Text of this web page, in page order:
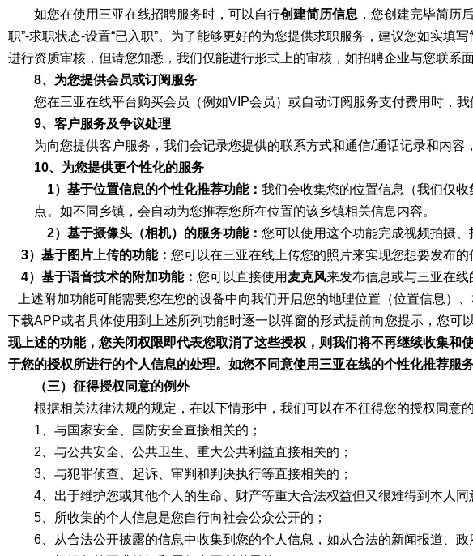
如您在使用三亚在线招聘服务时，可以自行创建简历信息 ，您创建完毕简历
职”-求职状态-设置“已入职”。为了能够更好的为您提供求职服务，建议您如实
进行资质审核，但请您知悉，我们仅能进行形式上的审核，如招聘企业与您联系
8、为您提供会员或订阅服务
您在三亚在线平台购买会员（例如VIP会员）或自动订阅服务支付费用时，我
9、客户服务及争议处理
为向您提供客户服务，我们会记录您提供的联系方式和通信/通话记录和内
10、为您提供更个性化的服务
1）基于位置信息的个性化推荐功能： 我们会收集您的位置信息（我们仅
点。如不同乡镇，会自动为您推荐您所在位置的该乡镇相关信息内容。
2）基于摄像头（相机）的服务功能： 您可以使用这个功能完成视频拍摄
3）基于图片上传的功能： 您可以在三亚在线上传您的照片来实现您想要发布的
4）基于语音技术的附加功能： 您可以直接使用 麦克风来发布信息或与三亚在线
上述附加功能可能需要您在您的设备中向我们开启您的地理位置（位置信息）
下载APP或者具体使用到上述所列功能时逐一以弹窗的形式提前向您提示，您可
现上述的功能，您关闭权限即代表您取消了这些授权，则我们将不再继续收集
于您的授权所进行的个人信息的处理。如您不同意使用三亚在线的个性化推荐服
（三）征得授权同意的例外
根据相关法律法规的规定，在以下情形中，我们可以在不征得您的授权同意
1、与国家安全、国防安全直接相关的；
2、与公共安全、公共卫生、重大公共利益直接相关的；
3、与犯罪侦查、起诉、审判和判决执行等直接相关的；
4、出于维护您或其他个人的生命、财产等重大合法权益但又很难得到本人同
5、所收集的个人信息是您自行向社会公众公开的；
6、从合法公开披露的信息中收集到您的个人信息，如从合法的新闻报道、政